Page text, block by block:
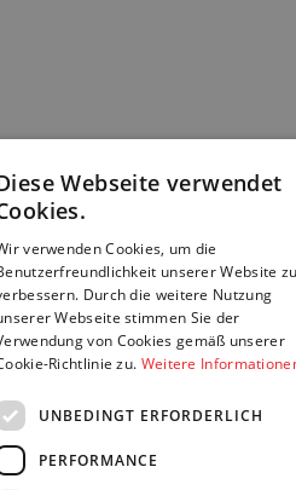
Webseite verwendet
verwenden Cookies, um die
unserer Website
Durch die weitere Nutzung
Webseite stimmen Sie der
von Cookies gemäß unserer
Richtlinie zu. Weitere
UNBEDINGT ERFORDERLICH
PERFORMANCE